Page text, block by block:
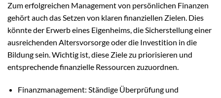
Zum erfolgreichen Management von persönlichen Finanzen
gehört auch das Setzen von klaren finanziellen Zielen. Dies
könnte der Erwerb eines Eigenheims, die Sicherstellung einer
ausreichenden Altersvorsorge oder die Investition in die
Bildung sein. Wichtig ist, diese Ziele zu priorisieren und
entsprechende finanzielle Ressourcen zuzuordnen.
Finanzmanagement: Ständige Überprüfung und